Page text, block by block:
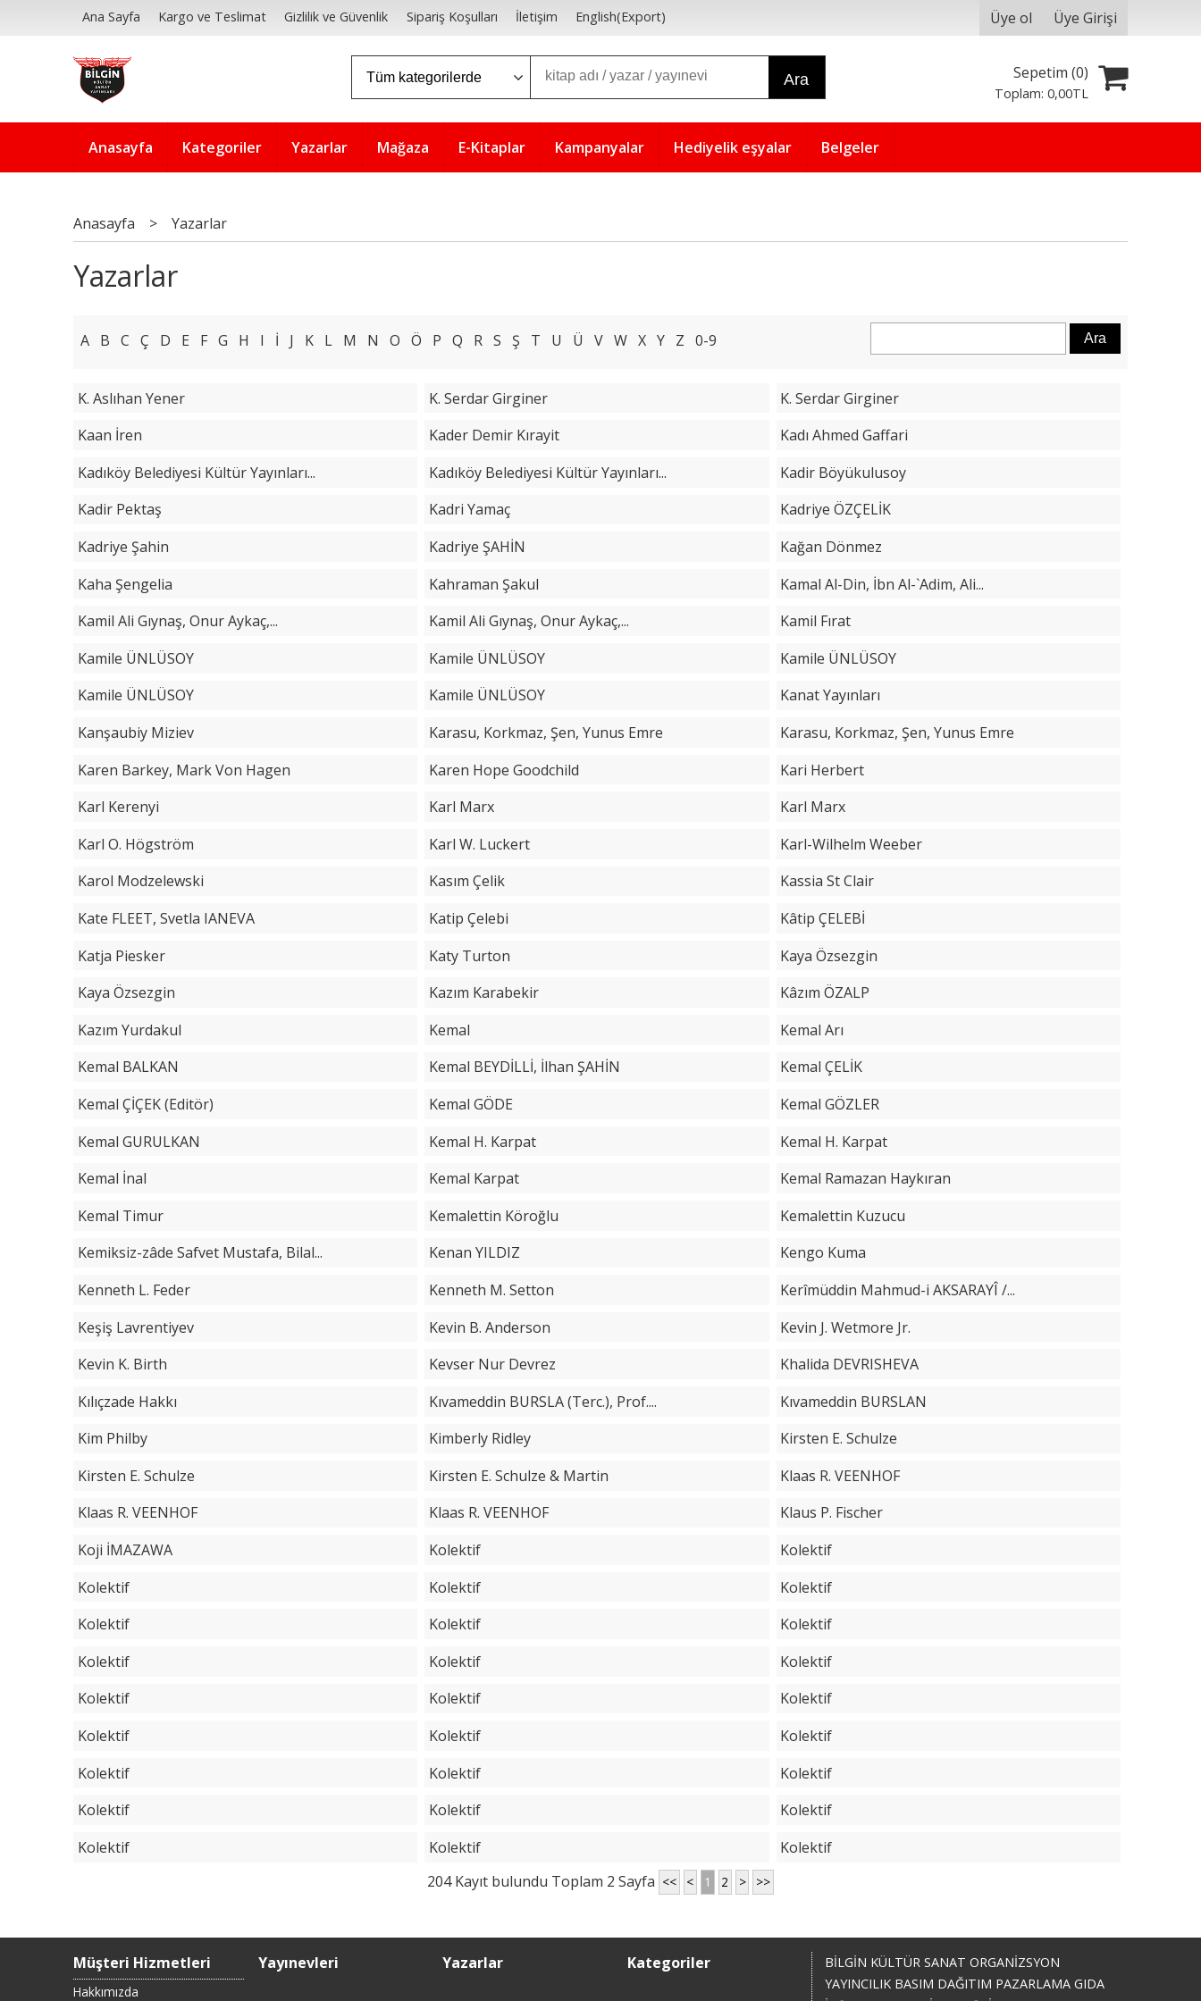
Ana Sayfa Kargo ve Teslimat Gizlilik ve Güvenlik Sipariş Koşulları İletişim English(Export) Üye ol Üye Girişi
Ara Sepetim (0)
Toplam:0,00TL
Anasayfa Kategoriler Yazarlar Mağaza E-Kitaplar Kampanyalar Hediyelik eşyalar Belgeler
Anasayfa > Yazarlar
Yazarlar
A B C Ç D E F G H I İ J K L M N O Ö P Q R S Ş T U Ü V W X Y Z 0-9
K. Aslıhan Yener K. Serdar Girginer
K. Serdar Girginer
Kaan İren
Kader Demir Kırayit
Kadı Ahmed Gaffari
Kadıköy Belediyesi Kültür Yayınları...
Kadıköy Belediyesi Kültür Yayınları...
Kadir Böyükulusoy
Kadir Pektaş
Kadri Yamaç
Kadriye ÖZÇELİK
Kadriye Şahin
Kadriye ŞAHİN
Kağan Dönmez
Kaha Şengelia
Kahraman Şakul
Kamal Al-Din, İbn Al-`Adim, Ali...
Kamil Ali Gıynaş, Onur Aykaç,...
Kamil Ali Gıynaş, Onur Aykaç,...
Kamil Fırat
Kamile ÜNLÜSOY
Kamile ÜNLÜSOY
Kamile ÜNLÜSOY
Kamile ÜNLÜSOY
Kamile ÜNLÜSOY
Kanat Yayınları
Kanşaubiy Miziev
Karasu, Korkmaz, Şen, Yunus Emre
Karasu, Korkmaz, Şen, Yunus Emre
Karen Barkey, Mark Von Hagen
Karen Hope Goodchild
Kari Herbert
Karl Kerenyi
Karl Marx
Karl Marx
Karl O. Högström
Karl W. Luckert
Karl-Wilhelm Weeber
Karol Modzelewski
Kasım Çelik
Kassia St Clair
Kate FLEET, Svetla IANEVA
Katip Çelebi
Kâtip ÇELEBİ
Katja Piesker
Katy Turton
Kaya Özsezgin
Kaya Özsezgin
Kazım Karabekir
Kâzım ÖZALP
Kazım Yurdakul
Kemal
Kemal Arı
Kemal BALKAN
Kemal BEYDİLLİ, İlhan ŞAHİN
Kemal ÇELİK
Kemal ÇİÇEK (Editör)
Kemal GÖDE
Kemal GÖZLER
Kemal GURULKAN
Kemal H. Karpat
Kemal H. Karpat
Kemal İnal
Kemal Karpat
Kemal Ramazan Haykıran
Kemal Timur
Kemalettin Köroğlu
Kemalettin Kuzucu
Kemiksiz-zâde Safvet Mustafa, Bilal...
Kenan YILDIZ
Kengo Kuma
Kenneth L. Feder
Kenneth M. Setton
Kerîmüddin Mahmud-i AKSARAYÎ /...
Keşiş Lavrentiyev
Kevin B. Anderson
Kevin J. Wetmore Jr.
Kevin K. Birth
Kevser Nur Devrez
Khalida DEVRISHEVA
Kılıçzade Hakkı
Kıvameddin BURSLA (Terc.), Prof....
Kıvameddin BURSLAN
Kim Philby
Kimberly Ridley
Kirsten E. Schulze
Kirsten E. Schulze
Kirsten E. Schulze & Martin
Klaas R. VEENHOF
Klaas R. VEENHOF
Klaas R. VEENHOF
Klaus P. Fischer
Koji İMAZAWA
Kolektif
Kolektif
Kolektif
Kolektif
Kolektif
Kolektif
Kolektif
Kolektif
Kolektif
Kolektif
Kolektif
Kolektif
Kolektif
Kolektif
Kolektif
Kolektif
Kolektif
Kolektif
Kolektif
Kolektif
Kolektif
Kolektif
Kolektif
Kolektif
Kolektif
Kolektif
204 Kayıt bulundu Toplam 2 Sayfa << < 1 2 > >>
Müşteri Hizmetleri
Hakkımızda
Yayınevleri Yazarlar Kategoriler
BİLGİN KÜLTÜR SANAT ORGANİZSYON
YAYINCILIK BASIM DAĞITIM PAZARLAMA GIDA